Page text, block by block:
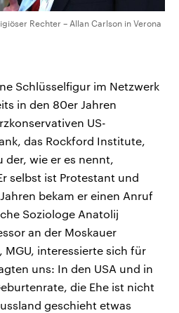
Rechter – Allan Carlson in Verona
Schlüsselfigur im Netzwerk
in den 80er Jahren
US-
das Rockford Institute,
der, wie er es nennt,
selbst ist Protestant und
bekam er einen Anruf
Soziologe Anatolij
an der Moskauer
interessierte sich für
uns: In den USA und in
die Ehe ist nicht
geschieht etwas